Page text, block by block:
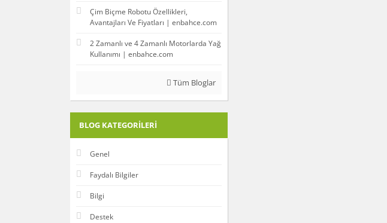
Çim Biçme Robotu Özellikleri,
Avantajları Ve Fiyatları | enbahce.com
2 Zamanlı ve 4 Zamanlı Motorlarda Yağ
Kullanımı | enbahce.com
Tüm Bloglar
BLOG KATEGORILERI
Genel
Faydalı Bilgiler
Bilgi
Destek